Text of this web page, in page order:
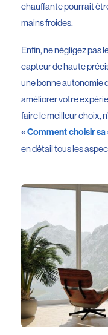
chauffante pourrait
mains froides.
Enfin, ne négligez pas
capteur de haute
une bonne autonomie
améliorer votre
faire le meilleur choix,
« Comment choisir
en détail tous les